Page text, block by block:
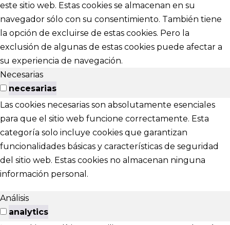
este sitio web. Estas cookies se almacenan en su
navegador sólo con su consentimiento. También tiene
la opción de excluirse de estas cookies. Pero la
exclusión de algunas de estas cookies puede afectar a
su experiencia de navegación.
Necesarias
necesarias
Las cookies necesarias son absolutamente esenciales
para que el sitio web funcione correctamente. Esta
categoría solo incluye cookies que garantizan
funcionalidades básicas y características de seguridad
del sitio web. Estas cookies no almacenan ninguna
información personal.
Análisis
analytics